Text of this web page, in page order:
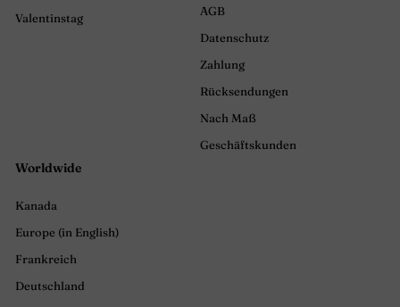
Valentinstag
AGB
Datenschutz
Zahlung
Rücksendungen
Nach Maß
Geschäftskunden
Worldwide
Kanada
Europe (in English)
Frankreich
Deutschland